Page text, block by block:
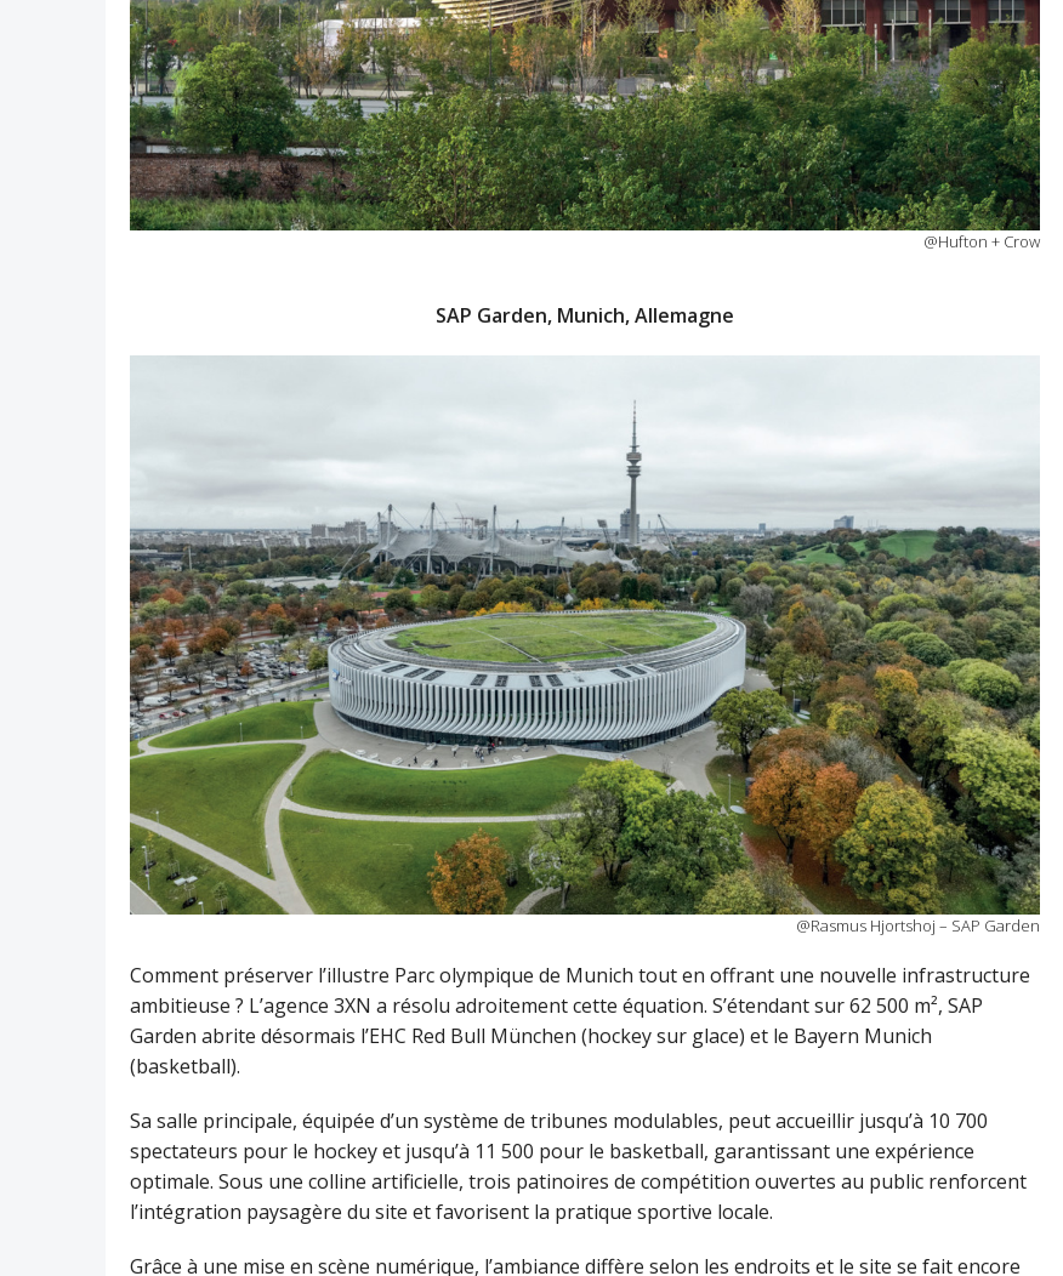
@Hufton + Crow
SAP Garden, Munich, Allemagne
@Rasmus Hjortshoj – SAP Garden
Comment préserver l’illustre Parc olympique de Munich tout en offrant une nouvelle infrastructure
ambitieuse ? L’agence 3XN a résolu adroitement cette équation. S’étendant sur 62 500 m², SAP
Garden abrite désormais l’EHC Red Bull München (hockey sur glace) et le Bayern Munich
(basketball).
Sa salle principale, équipée d’un système de tribunes modulables, peut accueillir jusqu’à 10 700
spectateurs pour le hockey et jusqu’à 11 500 pour le basketball, garantissant une expérience
optimale. Sous une colline artificielle, trois patinoires de compétition ouvertes au public renforcent
l’intégration paysagère du site et favorisent la pratique sportive locale.
Grâce à une mise en scène numérique, l’ambiance diffère selon les endroits et le site se fait encore